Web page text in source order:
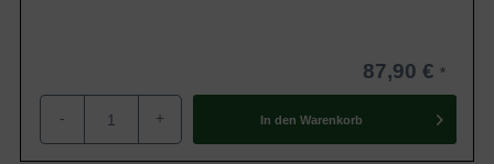
87,90 €
- + In den Warenkorb